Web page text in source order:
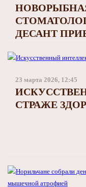
ДЕСАНТ
23 марта 2026, 12:45
СТРАЖЕ